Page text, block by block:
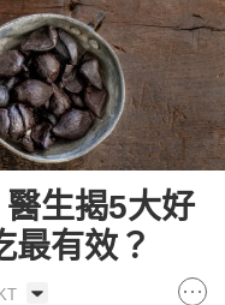
生揭5大好
最有效？